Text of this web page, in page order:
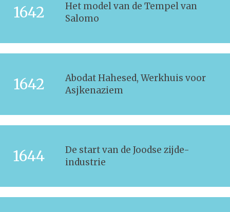
1642
Het model van de Tempel van
Salomo
1642
Abodat Hahesed, Werkhuis voor
Asjkenaziem
1644
De start van de Joodse zijde-
industrie